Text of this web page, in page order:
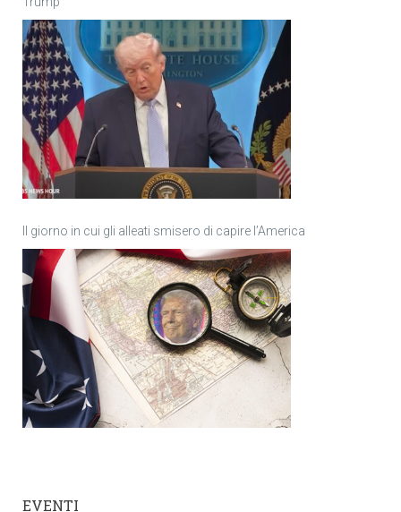
Il giorno in cui gli alleati smisero di capire l’America
EVENTI